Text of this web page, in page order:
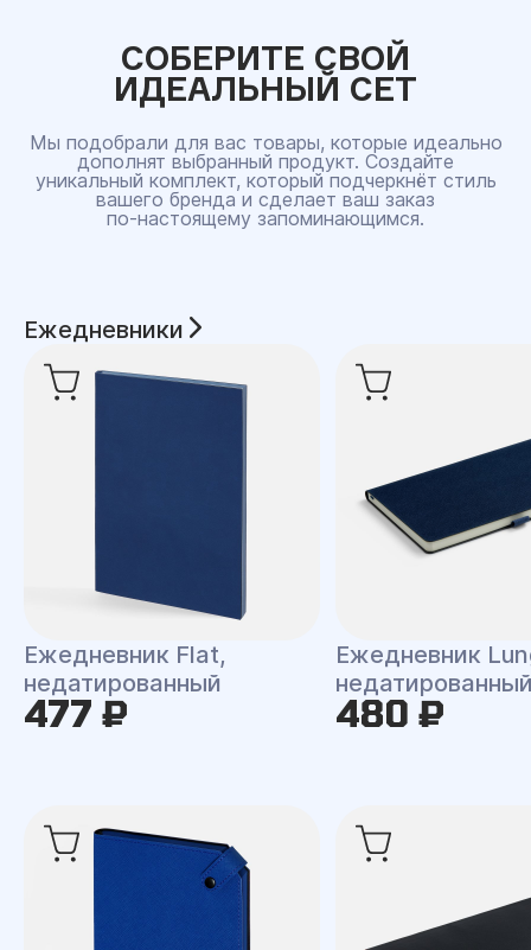
СОБЕРИТЕ СВОЙ
ИДЕАЛЬНЫЙ СЕТ
Мы подобрали для вас товары, которые идеально
дополнят выбранный продукт. Создайте
уникальный комплект, который подчеркнёт стиль
вашего бренда и сделает ваш заказ
по‑настоящему запоминающимся.
Ежедневники
Ежедневник Flat,
недатированный
477 ₽
Ежедневник
480 ₽